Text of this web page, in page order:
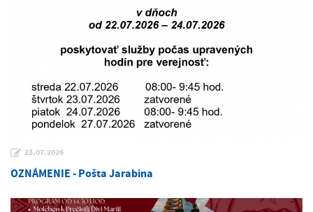
21.07.2026
OZNÁMENIE - Pošta Jarabina